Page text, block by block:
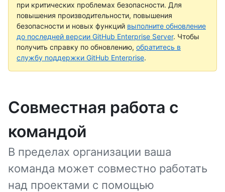
при критических проблемах безопасности. Для
повышения производительности, повышения
безопасности и новых функций выполните обновление
до последней версии GitHub Enterprise Server. Чтобы
получить справку по обновлению, обратитесь в
службу поддержки GitHub Enterprise.
Совместная работа с
командой
В пределах организации ваша
команда может совместно работать
над проектами с помощью